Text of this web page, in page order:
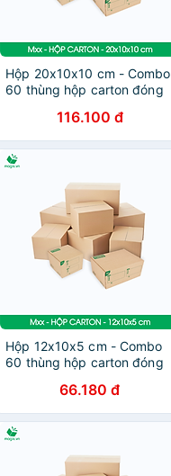
Hộp 20x10x10 cm - Combo
60 thùng hộp carton đóng
116.100 đ
Hộp 12x10x5 cm - Combo
60 thùng hộp carton đóng
66.180 đ